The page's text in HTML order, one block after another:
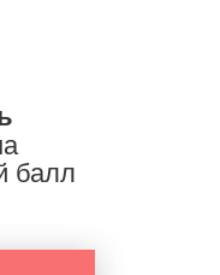
балл